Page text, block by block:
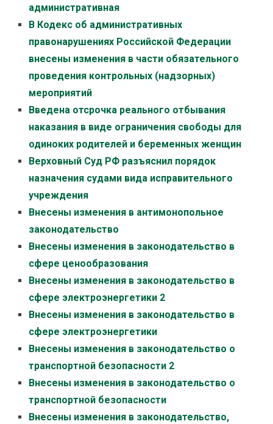
административная
В Кодекс об административных
правонарушениях Российской Федерации
внесены изменения в части обязательного
проведения контрольных (надзорных)
мероприятий
Введена отсрочка реального отбывания
наказания в виде ограничения свободы для
одиноких родителей и беременных женщин
Верховный Суд РФ разъяснил порядок
назначения судами вида исправительного
учреждения
Внесены изменения в антимонопольное
законодательство
Внесены изменения в законодательство в
сфере ценообразования
Внесены изменения в законодательство в
сфере электроэнергетики 2
Внесены изменения в законодательство в
сфере электроэнергетики
Внесены изменения в законодательство о
транспортной безопасности 2
Внесены изменения в законодательство о
транспортной безопасности
Внесены изменения в законодательство,